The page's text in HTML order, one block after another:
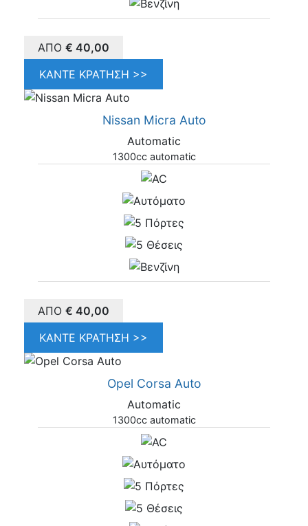
ΑΠΌ € 40,00
ΚΆΝΤΕ ΚΡΆΤΗΣΗ >>
Nissan Micra Auto
Automatic
1300cc automatic
ΑΠΌ € 40,00
ΚΆΝΤΕ ΚΡΆΤΗΣΗ >>
Opel Corsa Auto
Automatic
1300cc automatic